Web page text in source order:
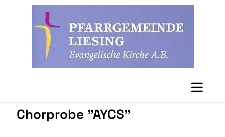
Chorprobe "AYCS"